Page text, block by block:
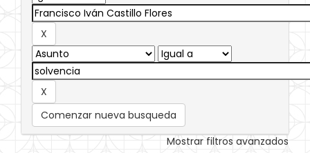
Comenzar nueva busqueda
Mostrar filtros avanzados